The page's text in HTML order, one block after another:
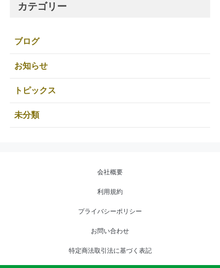
カテゴリー
ブログ
お知らせ
トピックス
未分類
会社概要
利用規約
プライバシーポリシー
お問い合わせ
特定商法取引法に基づく表記